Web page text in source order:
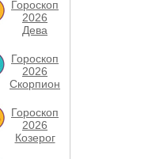
Гороскоп
2026
Дева
Гороскоп
2026
Скорпион
Гороскоп
2026
Козерог